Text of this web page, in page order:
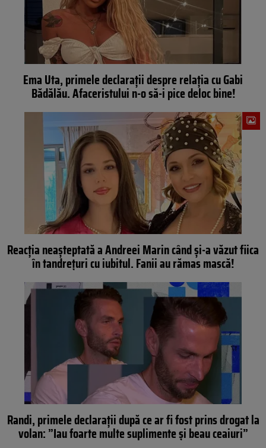
Ema Uta, primele declarații despre relația cu Gabi
Bădălău. Afaceristului n-o să-i pice deloc bine!
Reacția neașteptată a Andreei Marin când și-a văzut fiica
în tandrețuri cu iubitul. Fanii au rămas mască!
Randi, primele declarații după ce ar fi fost prins drogat la
volan: ”Iau foarte multe suplimente și beau ceaiuri”